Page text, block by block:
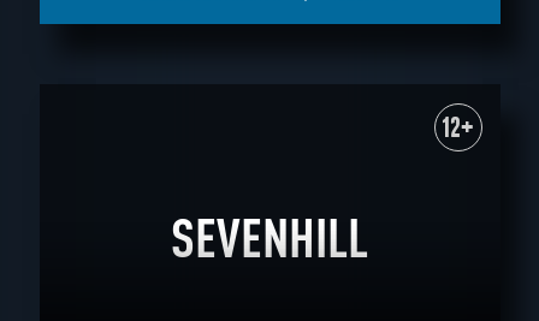
12+
SEVENHILL